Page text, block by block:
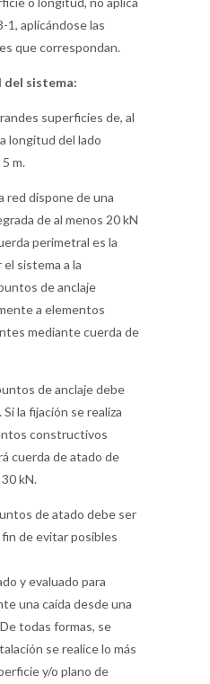
1, aplicándose las
que correspondan.
del sistema:
superficies de, al
longitud del lado
m.
red dispone de una
de al menos 20 kN
perimetral es la
sistema a la
de anclaje
a elementos
mediante cuerda de
de anclaje debe
la fijación se realiza
constructivos
cuerda de atado de
kN.
de atado debe ser
de evitar posibles
y evaluado para
una caída desde una
todas formas, se
se realice lo más
y/o plano de